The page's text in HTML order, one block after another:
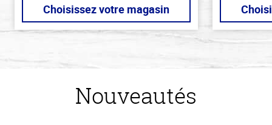
Choisissez votre magasin
Nouveautés